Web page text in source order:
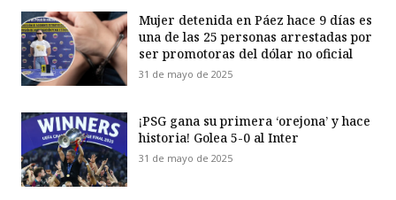
Mujer detenida en Páez hace 9 días es
una de las 25 personas arrestadas por
ser promotoras del dólar no oficial
31 de mayo de 2025
¡PSG gana su primera ‘orejona’ y hace
historia! Golea 5-0 al Inter
31 de mayo de 2025